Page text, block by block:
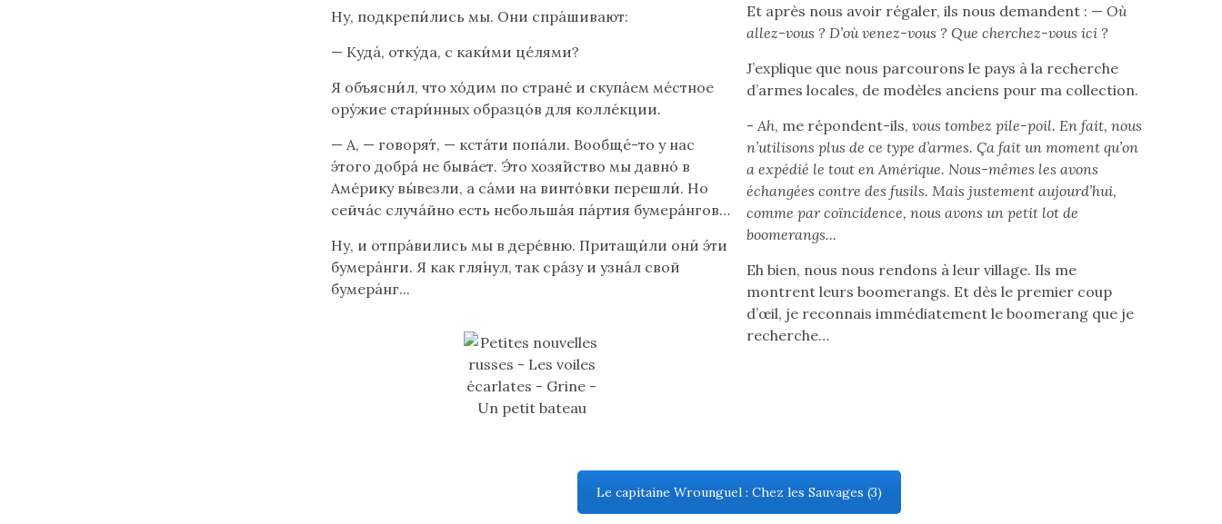
Ну, подкрепи́лись мы. Они спра́шивают:
— Кудá, откýда, с каки́ми цéлями?
Я объясни́л, что хóдим по странé и скупа́ем ме́стное
ору́жие стари́нных образцóв для коллéкции.
— А, — говоря́т, — кстáти попáли. Вообще́-то у нас
э́того добрá не бывáет. Э́то хозя́йство мы давнó в
Амéрику вы́везли, а сáми на винтóвки перешли́. Но
сейчáс случáйно есть небольша́я пáртия бумерáнгов…
Ну, и отпра́вились мы в дерéвню. Притащи́ли они́ э́ти
бумерáнги. Я как гля́нул, так срáзу и узнáл свой
бумерáнг...
Et après nous avoir régaler, ils nous demandent : — Où
allez-vous ? D’où venez-vous ? Que cherchez-vous ici ?
J’explique que nous parcourons le pays à la recherche
d’armes locales, de modèles anciens pour ma collection.
- Ah, me répondent-ils, vous tombez pile-poil. En fait, nous
n’utilisons plus de ce type d’armes. Ça fait un moment qu’on
a expédié le tout en Amérique. Nous-mêmes les avons
échangées contre des fusils. Mais justement aujourd’hui,
comme par coïncidence, nous avons un petit lot de
boomerangs...
Eh bien, nous nous rendons à leur village. Ils me
montrent leurs boomerangs. Et dès le premier coup
d’œil, je reconnais immédiatement le boomerang que je
recherche…
Le capitaine Wrounguel : Chez les Sauvages (3)